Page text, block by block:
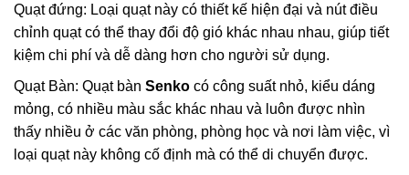
Quạt đứng: Loại quạt này có thiết kế hiện đại và nút điều
chỉnh quạt có thể thay đổi độ gió khác nhau nhau, giúp tiết
kiệm chi phí và dễ dàng hơn cho người sử dụng.
Quạt Bàn: Quạt bàn Senko có công suất nhỏ, kiểu dáng
mỏng, có nhiều màu sắc khác nhau và luôn được nhìn
thấy nhiều ở các văn phòng, phòng học và nơi làm việc, vì
loại quạt này không cố định mà có thể di chuyển được.